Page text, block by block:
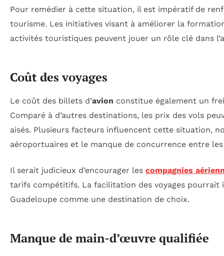
Pour remédier à cette situation, il est impératif de
tourisme. Les initiatives visant à améliorer la
activités touristiques peuvent jouer un rôle clé dans
Coût des voyages
Le coût des billets d’avion constitue également un
Comparé à d’autres destinations, les prix des vols
aisés. Plusieurs facteurs influencent cette situation,
aéroportuaires et le manque de concurrence entre
Il serait judicieux d’encourager les compagnies
tarifs compétitifs. La facilitation des voyages pourrait
Guadeloupe comme une destination de choix.
Manque de main-d’œuvre qualifiée